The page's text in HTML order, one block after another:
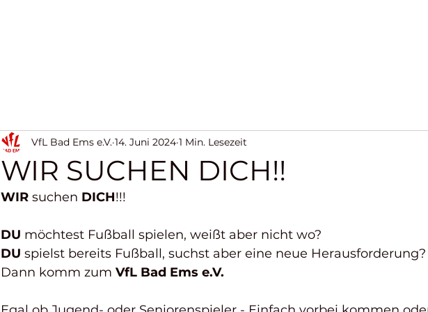
WIR SUCHEN DICH!!
VfL Bad Ems e.V. 14. Juni 2024 1 Min. Lesezeit
WIR suchen DICH!!!
DU möchtest Fußball spielen, weißt aber nicht wo?
DU spielst bereits Fußball, suchst aber eine neue Herausforderung?
Dann komm zum VfL Bad Ems e.V.